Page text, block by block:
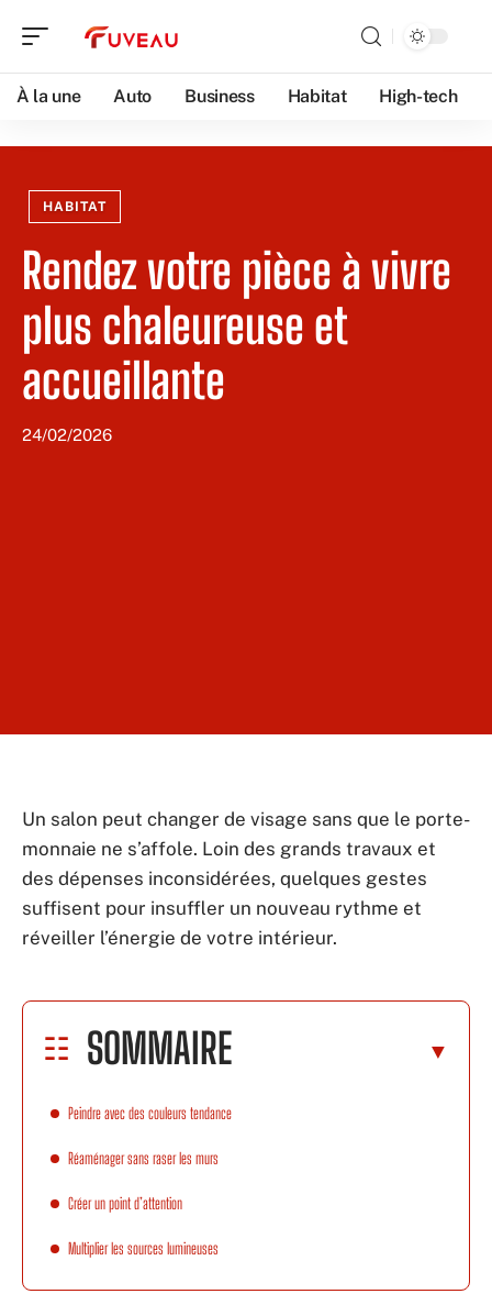
À la une Auto Business Habitat High-tech
HABITAT
Rendez votre pièce à vivre
plus chaleureuse et
accueillante
24/02/2026
Un salon peut changer de visage sans que le porte-
monnaie ne s’affole. Loin des grands travaux et
des dépenses inconsidérées, quelques gestes
suffisent pour insuffler un nouveau rythme et
réveiller l’énergie de votre intérieur.
SOMMAIRE
Peindre avec des couleurs tendance
Réaménager sans raser les murs
Créer un point d’attention
Multiplier les sources lumineuses